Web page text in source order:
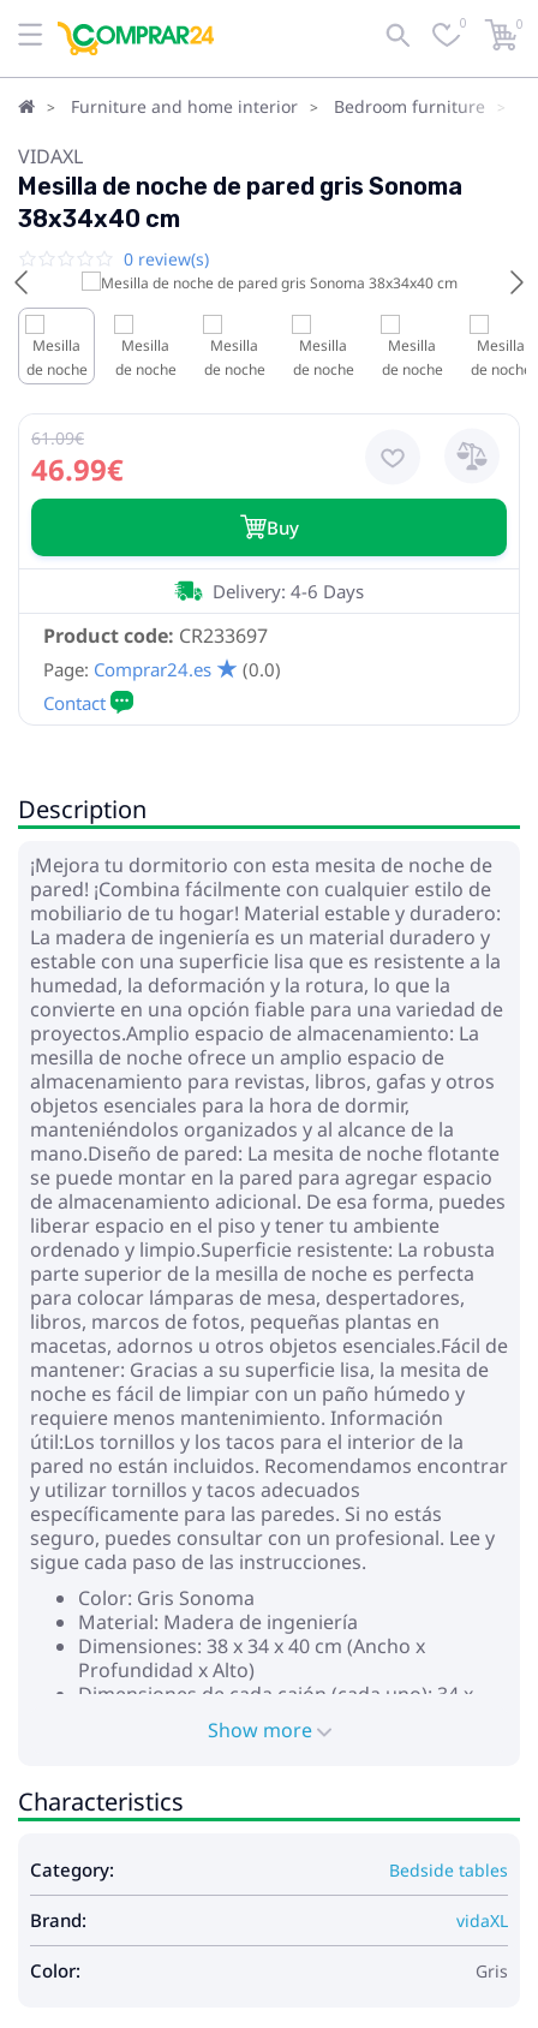
0 0
Furniture and home interior Bedroom furniture
VIDAXL
Mesilla de noche de pared gris Sonoma
38x34x40 cm
0 review(s)
46.99€
61.09€
Buy
Product code: CR233697
Delivery: 4-6 Days
Page: Comprar24.es (0.0)
Description
¡Mejora tu dormitorio con esta mesita de noche de
pared! ¡Combina fácilmente con cualquier estilo de
mobiliario de tu hogar! Material estable y duradero:
La madera de ingeniería es un material duradero y
estable con una superficie lisa que es resistente a la
humedad, la deformación y la rotura, lo que la
convierte en una opción fiable para una variedad de
proyectos.Amplio espacio de almacenamiento: La
mesilla de noche ofrece un amplio espacio de
almacenamiento para revistas, libros, gafas y otros
objetos esenciales para la hora de dormir,
manteniéndolos organizados y al alcance de la
mano.Diseño de pared: La mesita de noche flotante
se puede montar en la pared para agregar espacio
de almacenamiento adicional. De esa forma, puedes
liberar espacio en el piso y tener tu ambiente
ordenado y limpio.Superficie resistente: La robusta
parte superior de la mesilla de noche es perfecta
para colocar lámparas de mesa, despertadores,
libros, marcos de fotos, pequeñas plantas en
macetas, adornos u otros objetos esenciales.Fácil de
mantener: Gracias a su superficie lisa, la mesita de
noche es fácil de limpiar con un paño húmedo y
requiere menos mantenimiento. Información
útil:Los tornillos y los tacos para el interior de la
pared no están incluidos. Recomendamos encontrar
y utilizar tornillos y tacos adecuados
específicamente para las paredes. Si no estás
seguro, puedes consultar con un profesional. Lee y
sigue cada paso de las instrucciones.
Color: Gris Sonoma
Material: Madera de ingeniería
Dimensiones: 38 x 34 x 40 cm (Ancho x
Profundidad x Alto)
Dimensiones de cada cajón (cada uno): 34 x
28,5 x 16 cm (Ancho x Fondo x Alto)
Requiere montaje: Sí
Show more
Characteristics
Category: Bedside tables
Brand: vidaXL
Color: Gris